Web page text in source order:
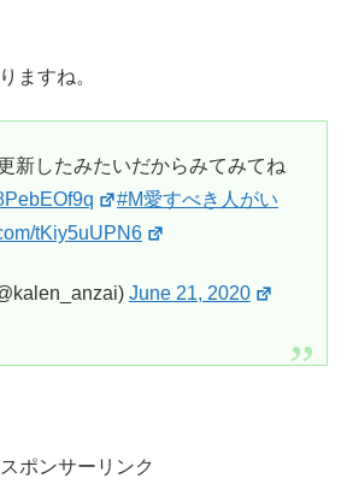
ますね。
新したみたいだからみてみてね
#M愛すべき人がい
tKiy5uUPN6
June 21, 2020
スポンサーリンク